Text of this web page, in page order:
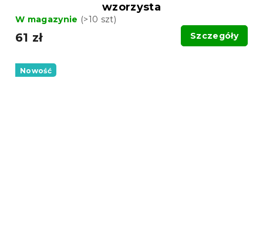
wzorzysta
W magazynie (>10 szt)
61 zł Szczegóły
Nowość